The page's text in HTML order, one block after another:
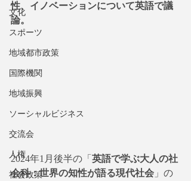
文化
スポーツ
地域都市政策
国際機関
地域振興
ソーシャルビジネス
交流会
人権
社会政策
性、イノベーションについて英語で議
論。
2024年1月後半の「 英語で学ぶ大人の社
会科：世界の知性が語る現代社会 」の